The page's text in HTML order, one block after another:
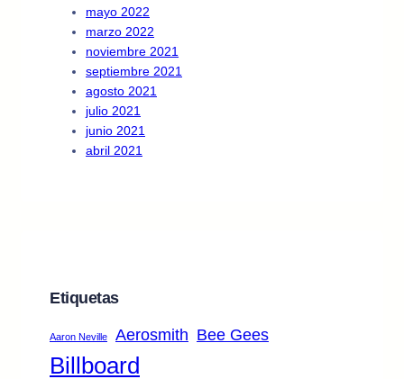
mayo 2022
marzo 2022
noviembre 2021
septiembre 2021
agosto 2021
julio 2021
junio 2021
abril 2021
Etiquetas
Aaron Neville Aerosmith Bee Gees
Billboard